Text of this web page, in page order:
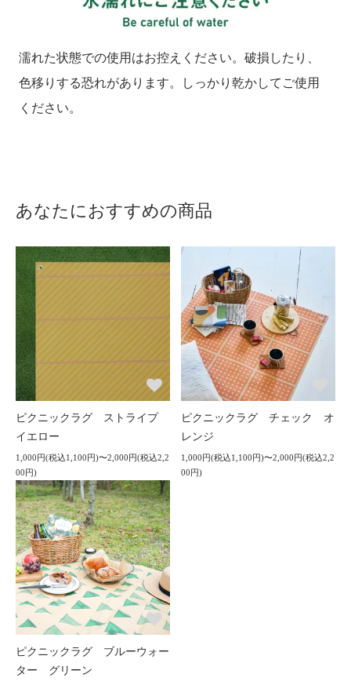
濡れた状態での使用はお控えください。破損したり、
色移りする恐れがあります。しっかり乾かしてご使用
ください。
あなたにおすすめの商品
ピクニックラグ ストライプ
イエロー
1,000円(税込1,100円)〜2,000円(税込2,2
00円)
ピクニックラグ チェック オ
レンジ
1,000円(税込1,100円)〜2,000円(税込2,2
00円)
ピクニックラグ ブルーウォー
ター グリーン